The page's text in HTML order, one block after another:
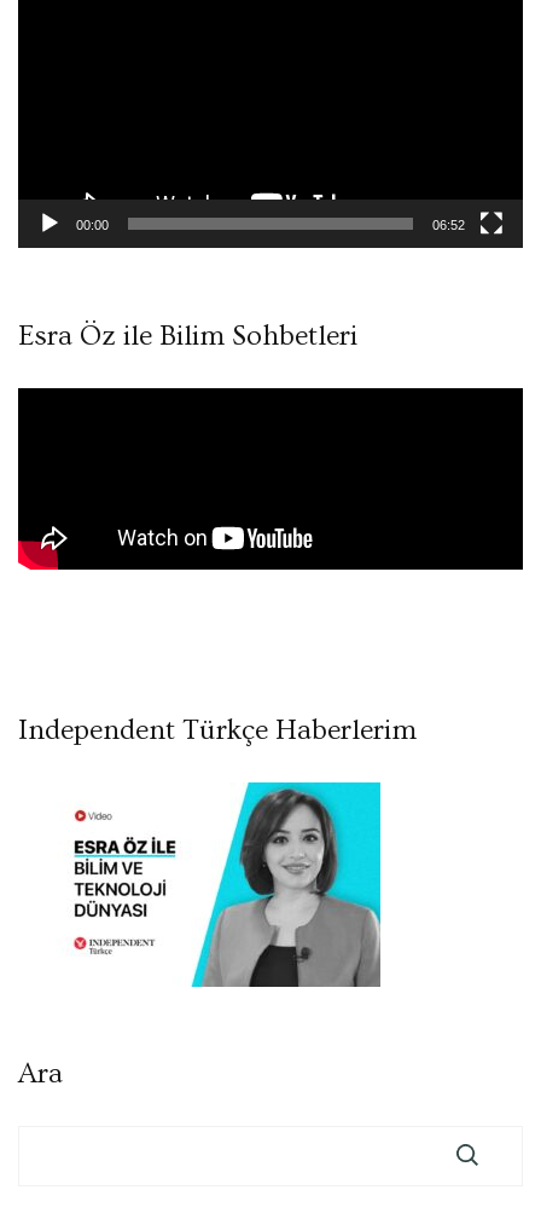
00:00 06:52
Esra Öz ile Bilim Sohbetleri
Independent Türkçe Haberlerim
Ara